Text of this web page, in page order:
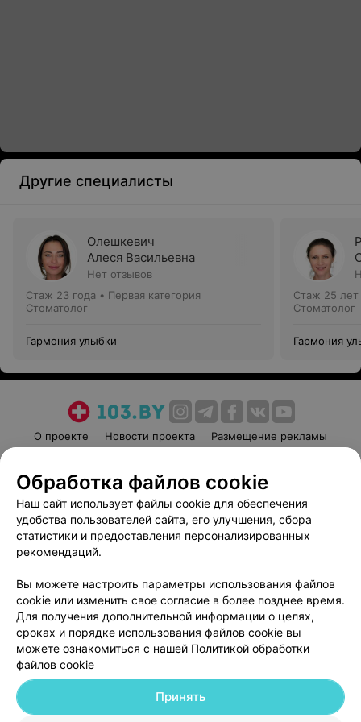
Другие специалисты
Олешкевич
Алеся Васильевна
Нет отзывов
Стаж 23 года • Первая категория
Стоматолог
Гармония улыбки
Стаж 25 лет
Стоматолог
Гармония
О проекте Новости проекта
Размещение рекламы
Пользовательское соглашение
Способы оплаты
Вакансии
Партнеры
Написать руководителю 103.by
Обработка персональных данных
© 2026 ООО «Артокс Лаб», УНП 191700409
| 220012, Республика Беларусь,
Обработка файлов cookie
Наш сайт использует файлы cookie для обеспечения
удобства пользователей сайта, его улучшения, сбора
статистики и предоставления персонализированных
рекомендаций.
Вы можете настроить параметры использования файлов
cookie или изменить свое согласие в более позднее время.
Для получения дополнительной информации о целях,
сроках и порядке использования файлов cookie вы
можете ознакомиться с нашей Политикой обработки
файлов cookie
Принять